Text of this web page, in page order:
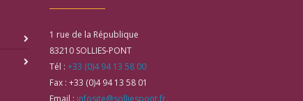
1 rue de la République
83210 SOLLIES-PONT
Tél : +33 (0)4 94 13 58 00
Fax : +33 (0)4 94 13 58 01